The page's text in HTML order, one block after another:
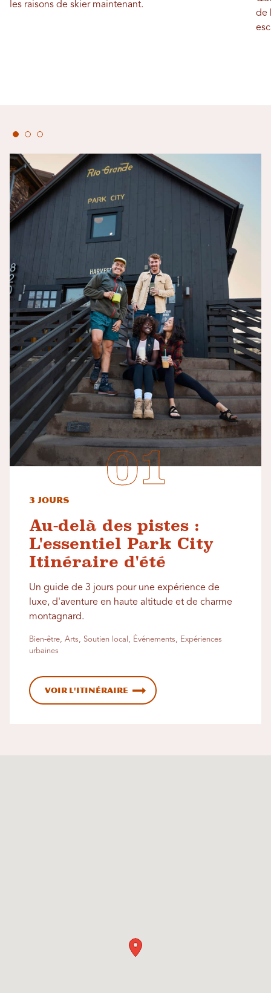
les raisons de skier maintenant.
de
3 jours
Au-delà des pistes :
L'essentiel Park City
Itinéraire d'été
Un guide de 3 jours pour une expérience de
luxe, d'aventure en haute altitude et de charme
montagnard.
Bien-être, Arts, Soutien local, Événements, Expériences
urbaines
Voir l'itinéraire